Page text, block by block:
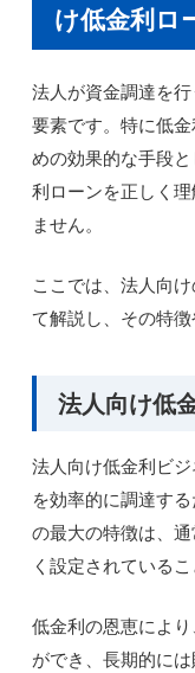
け低金利ロ
法人が資金調達を
要素です。特に低
めの効果的な手段
利ローンを正しく
ません。
ここでは、法人向
て解説し、その特
法人向け低
法人向け低金利ビ
を効率的に調達す
の最大の特徴は、
く設定されているこ
低金利の恩恵によ
ができ、長期的に